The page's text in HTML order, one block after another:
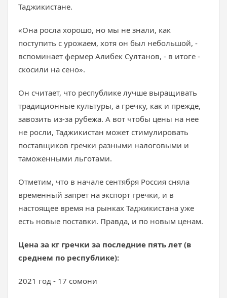
Таджикистане.
«Она росла хорошо, но мы не знали, как
поступить с урожаем, хотя он был небольшой, -
вспоминает фермер Алибек Султанов, - в итоге -
скосили на сено».
Он считает, что республике лучше выращивать
традиционные культуры, а гречку, как и прежде,
завозить из-за рубежа. А вот чтобы цены на нее
не росли, Таджикистан может стимулировать
поставщиков гречки разными налоговыми и
таможенными льготами.
Отметим, что в начале сентября Россия сняла
временный запрет на экспорт гречки, и в
настоящее время на рынках Таджикистана уже
есть новые поставки. Правда, и по новым ценам.
Цена за кг гречки за последние пять лет (в
среднем по республике):
2021 год - 17 сомони